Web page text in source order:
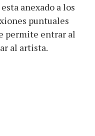
anexado a los
puntuales
permite entrar al
al artista.